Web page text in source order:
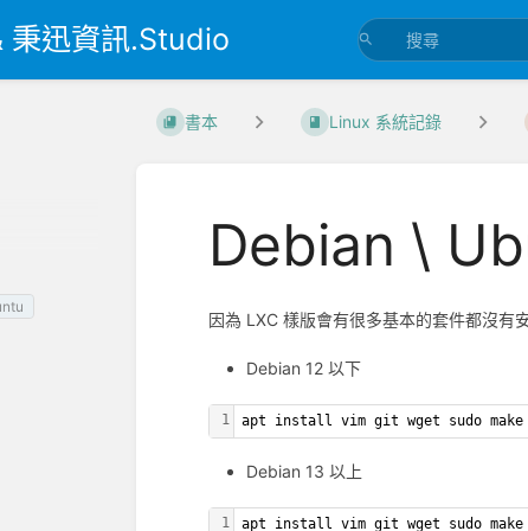
秉迅資訊.Studio
書本 Linux 系統記錄
Debian \
因為 LXC 樣版會有很多基本的套件都沒有
Debian 12 以下
1 apt install vim git wget sudo make
Debian 13 以上
1 apt install vim git wget sudo make